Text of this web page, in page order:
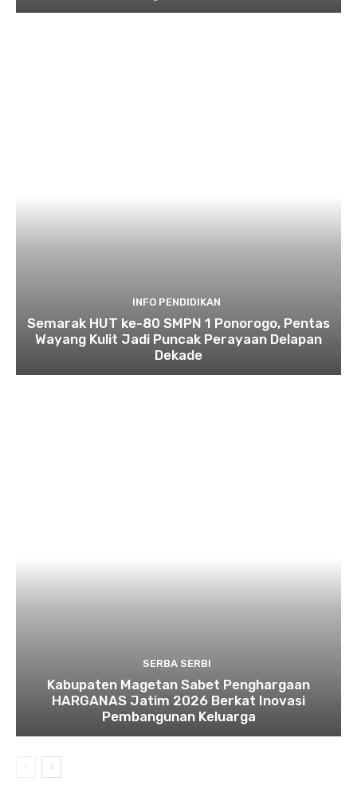
INFO PENDIDIKAN
Semarak HUT ke-80 SMPN 1 Ponorogo, Pentas
Wayang Kulit Jadi Puncak Perayaan Delapan
Dekade
SERBA SERBI
Kabupaten Magetan Sabet Penghargaan
HARGANAS Jatim 2026 Berkat Inovasi
Pembangunan Keluarga